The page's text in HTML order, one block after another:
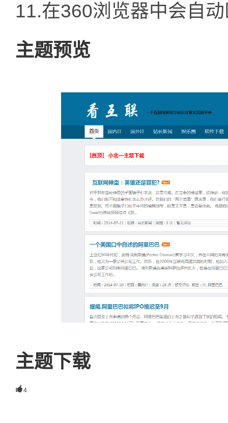
11.在360浏览器中会自
主题预览
主题下载
4